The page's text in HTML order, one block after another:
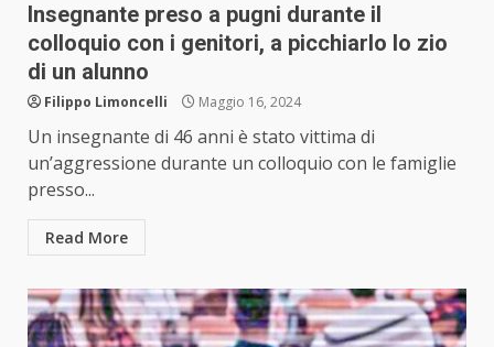
Insegnante preso a pugni durante il
colloquio con i genitori, a picchiarlo lo zio
di un alunno
Filippo Limoncelli Maggio 16, 2024
Un insegnante di 46 anni è stato vittima di
un’aggressione durante un colloquio con le famiglie
presso...
Read More